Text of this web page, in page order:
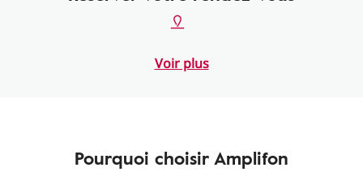
Voir plus
Pourquoi choisir Amplifon